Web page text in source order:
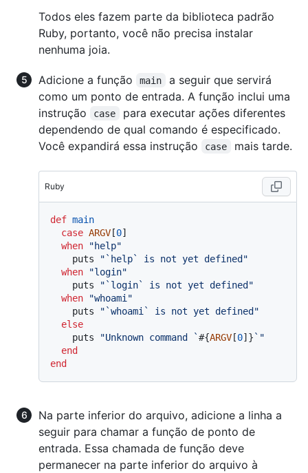
Todos eles fazem parte da biblioteca padrão
Ruby, portanto, você não precisa instalar
nenhuma joia.
Adicione a função main
a seguir que servirá
como um ponto de entrada. A função inclui uma
instrução
case
para executar ações diferentes
dependendo de qual comando é especificado.
Você expandirá essa instrução
case mais tarde.
Ruby
def main
case ARGV [0]
when
"help"
    puts
"`help` is not yet defined"
when
"login"
    puts
"`login` is not yet defined"
when
"whoami"
    puts
"`whoami` is not yet defined"
else
    puts
"Unknown command `#{ARGV [0]} `"
end
end
Na parte inferior do arquivo, adicione a linha a
seguir para chamar a função de ponto de
entrada. Essa chamada de função deve
permanecer na parte inferior do arquivo à